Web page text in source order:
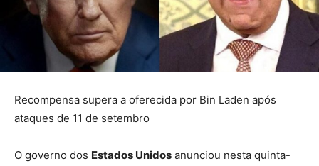
Recompensa supera a oferecida por Bin Laden após
ataques de 11 de setembro
O governo dos Estados Unidos anunciou nesta quinta-